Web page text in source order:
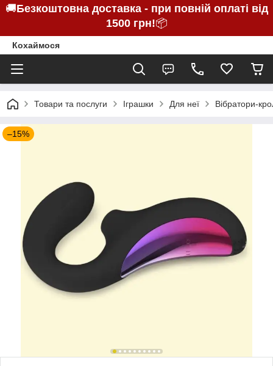
🚚Безкоштовна доставка - при повній оплаті від
1500 грн!📦
Кохаймося
Товари та послуги Іграшки Для неї Вібратори-
–15%